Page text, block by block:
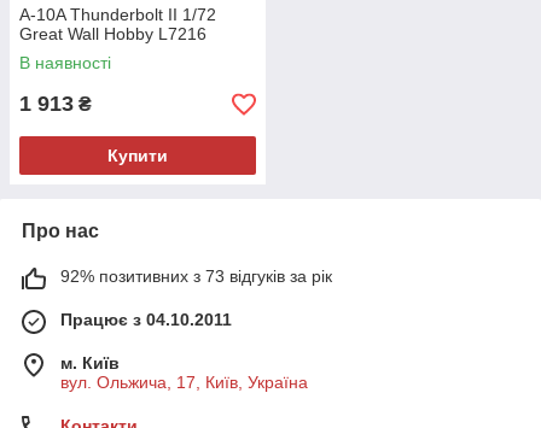
A-10A Thunderbolt II 1/72
Great Wall Hobby L7216
В наявності
1 913 ₴
Купити
Про нас
92% позитивних з 73 відгуків за рік
Працює з 04.10.2011
м. Київ
вул. Ольжича, 17, Київ, Україна